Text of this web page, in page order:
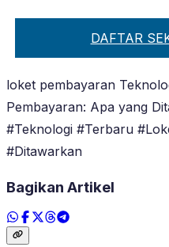
DAFTAR
loket pembayaran
Pembayaran: Apa yang
#Teknologi #Terbaru
#Ditawarkan
Bagikan Artikel